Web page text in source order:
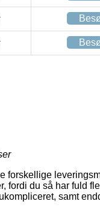
du så har fuld
samt